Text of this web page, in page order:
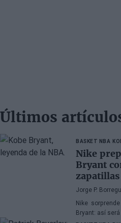
Últimos
BASKET NBA
Nike
Bryant
Jorge P.
Nike
Bryant: así